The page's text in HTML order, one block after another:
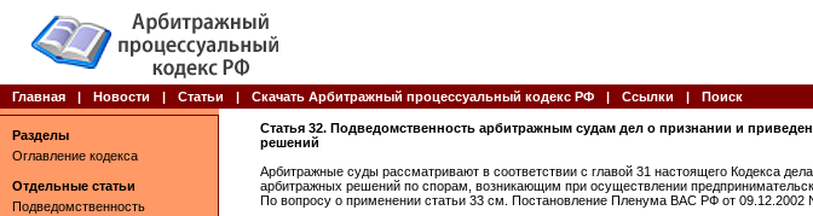
Главная | Новости | Статьи | Скачать Арбитражный процессуальный кодекс РФ | Ссылки | Поиск
Разделы
Оглавление кодекса
Отдельные статьи
Подведомственность
Статья 32. Подведомственность арбитражным судам дел о признании и
решений
Арбитражные суды рассматривают в соответствии с главой 31 настоящего Кодекса
арбитражных решений по спорам, возникающим при осуществлении
По вопросу о применении статьи 33 см. Постановление Пленума ВАС РФ от 09.12.2002 N